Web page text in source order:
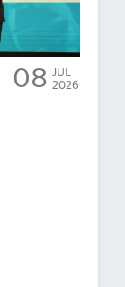
08 JUL
2026